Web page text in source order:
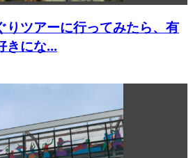
りツアーに行ってみたら、有
きにな...